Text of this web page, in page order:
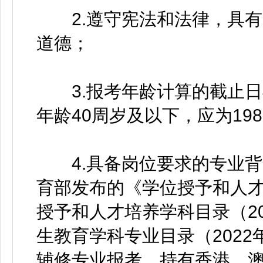
2.遵守宪法和法律，具有
道德；
3.报考年龄计算的截止日
年龄40周岁及以下，应为
4.具备岗位要求的专业背
育部发布的《学位授予和人
授予和人才培养学科目录（
生教育学科专业目录（2022